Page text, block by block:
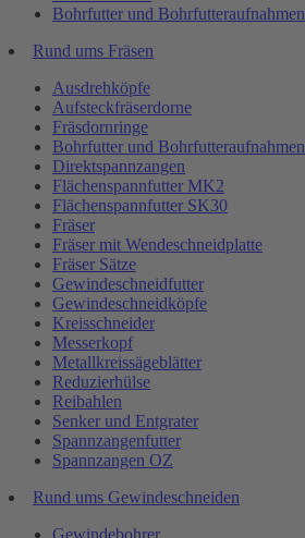
Bohrfutter und Bohrfutteraufnahmen
Rund ums Fräsen
Ausdrehköpfe
Aufsteckfräserdorne
Fräsdornringe
Bohrfutter und Bohrfutteraufnahmen
Direktspannzangen
Flächenspannfutter MK2
Flächenspannfutter SK30
Fräser
Fräser mit Wendeschneidplatte
Fräser Sätze
Gewindeschneidfutter
Gewindeschneidköpfe
Kreisschneider
Messerkopf
Metallkreissägeblätter
Reduzierhülse
Reibahlen
Senker und Entgrater
Spannzangenfutter
Spannzangen OZ
Rund ums Gewindeschneiden
Gewindebohrer